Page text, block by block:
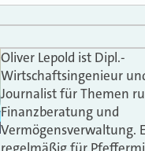
Oliver Lepold ist Dipl.-
Wirtschaftsingenieur
Journalist für Themen
Finanzberatung und
Vermögensverwaltung.